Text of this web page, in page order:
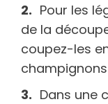
Pour les
de la
coupez-les
Dans une